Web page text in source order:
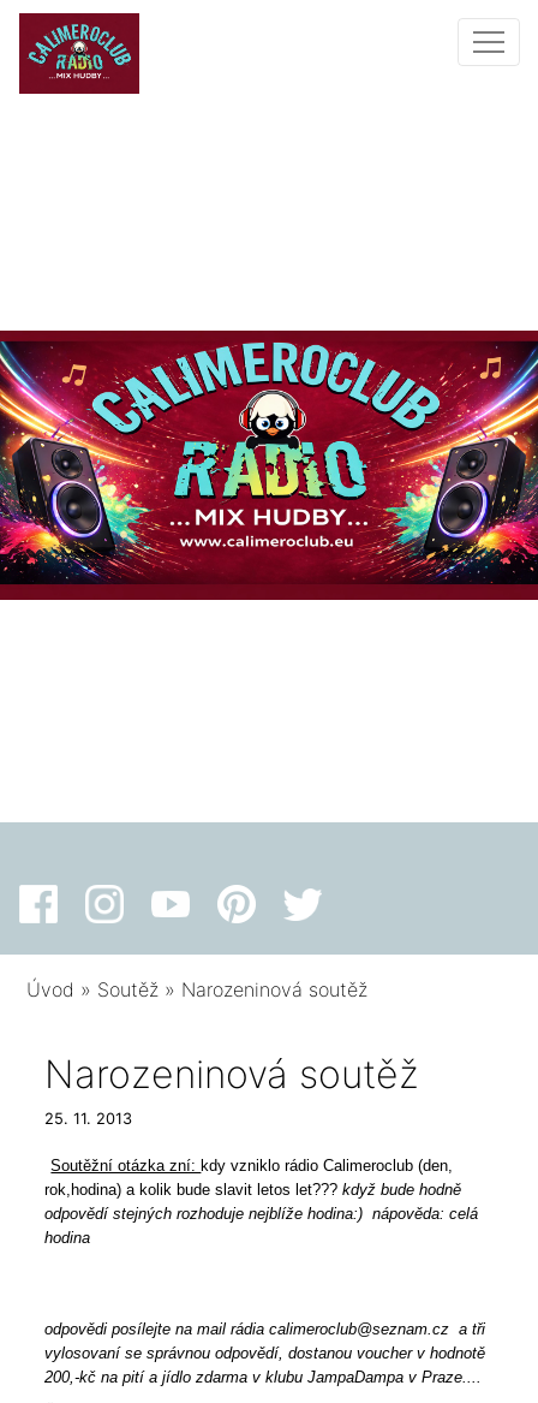
Úvod » Soutěž » Narozeninová soutěž
Narozeninová soutěž
25. 11. 2013
Soutěžní otázka zní: kdy vzniklo rádio Calimeroclub (den,
rok,hodina) a kolik bude slavit letos let???když bude hodně
odpovědí stejných rozhoduje nejblíže hodina:)nápověda: celá
hodina
odpovědi posílejte na mail rádia calimeroclub@seznam.cz a tři
vylosovaní se správnou odpovědí, dostanou voucher v hodnotě
200,-kč na pití a jídlo zdarma v klubu JampaDampa v Praze....